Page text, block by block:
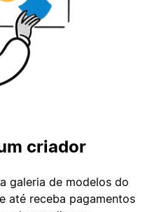
criador
galeria de modelos do
até receba pagamentos